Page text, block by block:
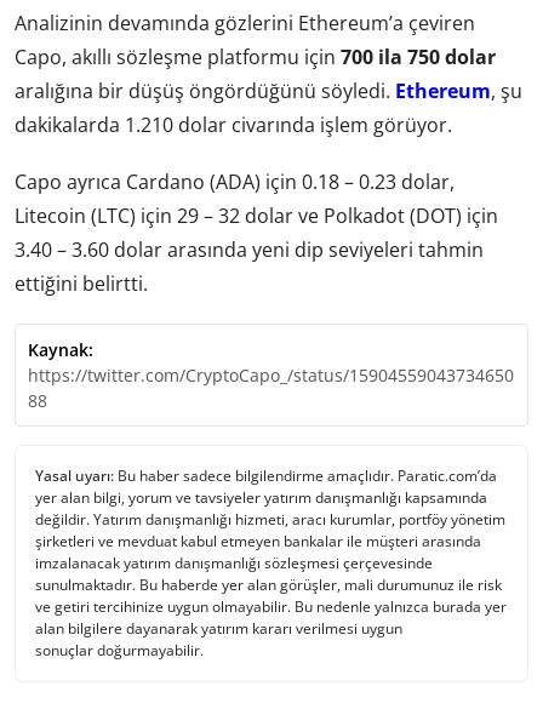
Analizinin devamında gözlerini Ethereum’a çeviren
Capo, akıllı sözleşme platformu için 700 ila 750 dolar
aralığına bir düşüş öngördüğünü söyledi. Ethereum, şu
dakikalarda 1.210 dolar civarında işlem görüyor.
Capo ayrıca Cardano (ADA) için 0.18 – 0.23 dolar,
Litecoin (LTC) için 29 – 32 dolar ve Polkadot (DOT) için
3.40 – 3.60 dolar arasında yeni dip seviyeleri tahmin
ettiğini belirtti.
Kaynak:
https://twitter.com/CryptoCapo_/status/15904559043734650
88
Yasal uyarı: Bu haber sadece bilgilendirme amaçlıdır. Paratic.com’da
yer alan bilgi, yorum ve tavsiyeler yatırım danışmanlığı kapsamında
değildir. Yatırım danışmanlığı hizmeti, aracı kurumlar, portföy yönetim
şirketleri ve mevduat kabul etmeyen bankalar ile müşteri arasında
imzalanacak yatırım danışmanlığı sözleşmesi çerçevesinde
sunulmaktadır. Bu haberde yer alan görüşler, mali durumunuz ile risk
ve getiri tercihinize uygun olmayabilir. Bu nedenle yalnızca burada yer
alan bilgilere dayanarak yatırım kararı verilmesi uygun
sonuçlar doğurmayabilir.